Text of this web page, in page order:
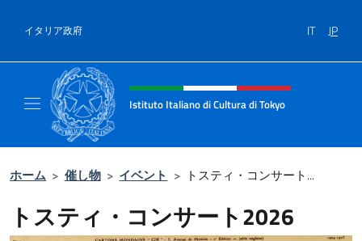
イタリア政府 IT JP
Header, social and menu of site
Istituto Italiano di Cultura di Tokyo
ホーム > 催し物 > イベント > トスティ・コンサート...
トスティ・コンサート2026